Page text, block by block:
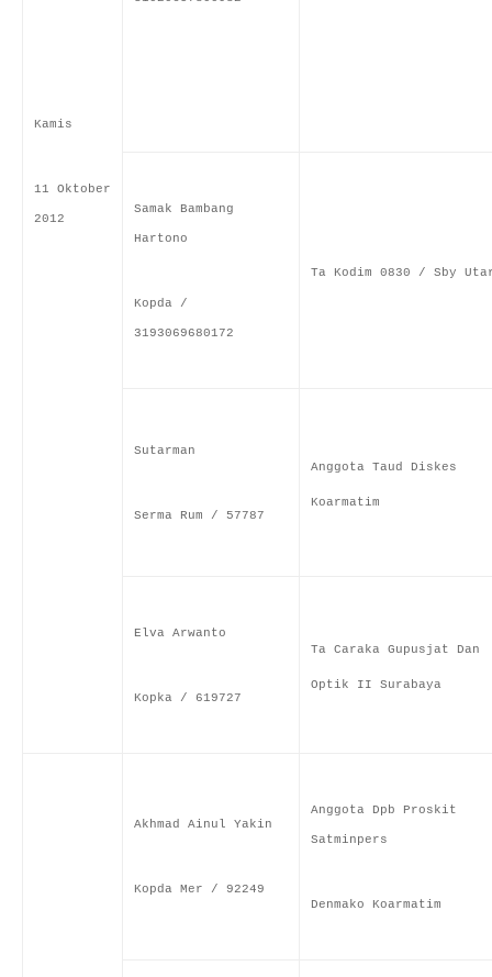
Kamis
11 Oktober
2012
Samak Bambang
Hartono
Kopda /
3193069680172
Ta Kodim 0830 / Sby
Sutarman
Serma Rum / 57787
Anggota Taud Diskes
Koarmatim
Elva Arwanto
Kopka / 619727
Ta Caraka Gupusjat Dan
Optik II Surabaya
Akhmad Ainul Yakin
Kopda Mer / 92249
Anggota Dpb Proskit
Satminpers
Denmako Koarmatim